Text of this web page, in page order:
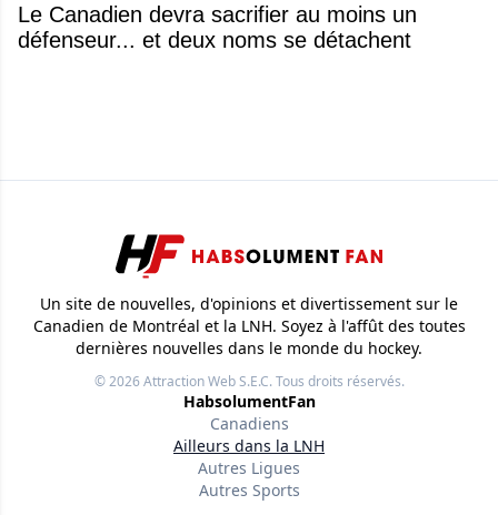
Le Canadien devra sacrifier au moins un
défenseur... et deux noms se détachent
Un site de nouvelles, d'opinions et divertissement sur le
Canadien de Montréal et la LNH. Soyez à l'affût des toutes
dernières nouvelles dans le monde du hockey.
© 2026Attraction Web S.E.C.Tous droits réservés.
HabsolumentFan
Canadiens
Ailleurs dans la LNH
Autres Ligues
Autres Sports